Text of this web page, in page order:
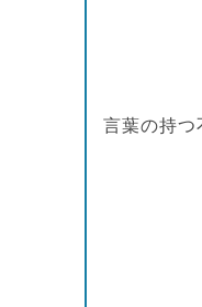
言葉の持つ